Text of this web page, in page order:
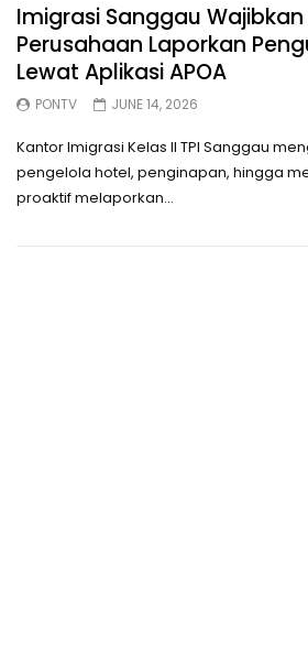
Imigrasi Sanggau
Perusahaan Laporkan
Lewat Aplikasi APOA
PONTV JUNE 14, 2026
Kantor Imigrasi Kelas II TPI Sanggau
pengelola hotel, penginapan, hingga
proaktif melaporkan...